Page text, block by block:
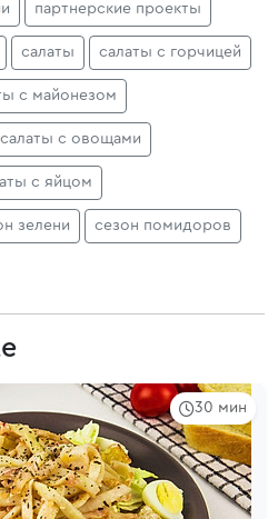
партнерские проекты
салаты салаты с горчицей
с майонезом
салаты с овощами
с яйцом
зелени сезон помидоров
30 мин